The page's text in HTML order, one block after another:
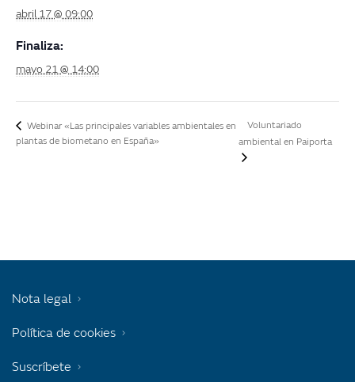
abril 17 @ 09:00
Finaliza:
mayo 21 @ 14:00
Webinar «Las principales variables ambientales en
plantas de biometano en España»
Voluntariado
ambiental en Paiporta
Nota legal
Política de cookies
Suscríbete